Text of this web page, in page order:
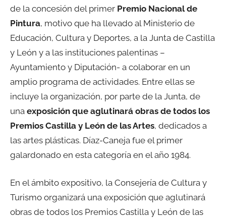
de la concesión del primer Premio Nacional de
Pintura, motivo que ha llevado al Ministerio de
Educación, Cultura y Deportes, a la Junta de Castilla
y León y a las instituciones palentinas –
Ayuntamiento y Diputación- a colaborar en un
amplio programa de actividades. Entre ellas se
incluye la organización, por parte de la Junta, de
una exposición que aglutinará obras de todos los
Premios Castilla y León de las Artes, dedicados a
las artes plásticas. Díaz-Caneja fue el primer
galardonado en esta categoría en el año 1984.
En el ámbito expositivo, la Consejería de Cultura y
Turismo organizará una exposición que aglutinará
obras de todos los Premios Castilla y León de las